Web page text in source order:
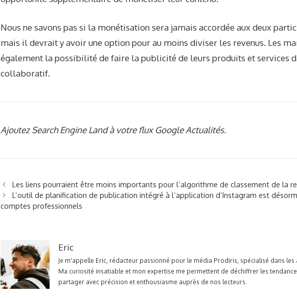
Nous ne savons pas si la monétisation sera jamais accordée aux deux
mais il devrait y avoir une option pour au moins diviser les revenus. Les
également la possibilité de faire la publicité de leurs produits et services
collaboratif.
Ajoutez Search Engine Land à votre flux Google Actualités.
Les liens pourraient être moins importants pour l’algorithme de classement de la
L’outil de planification de publication intégré à l’application d’Instagram est
comptes professionnels
Eric
Je m'appelle Eric, rédacteur passionné pour le média Prodiris, spécialisé dans
Ma curiosité insatiable et mon expertise me permettent de déchiffrer les
partager avec précision et enthousiasme auprès de nos lecteurs.